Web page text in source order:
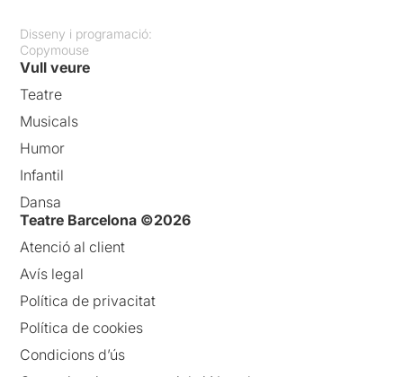
Disseny i programació:
Copymouse
Vull veure
Teatre
Musicals
Humor
Infantil
Dansa
Teatre Barcelona ©2026
Atenció al client
Avís legal
Política de privacitat
Política de cookies
Condicions d’ús